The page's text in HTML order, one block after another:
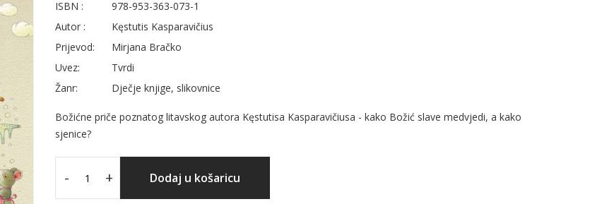
ISBN :
978-953-363-073-1
Autor :
Kęstutis Kasparavičius
Prijevod:
Mirjana Bračko
Uvez:
Tvrdi
Žanr:
Dječje knjige, slikovnice
Božićne priče poznatog litavskog autora Kęstutisa Kasparavičiusa - kako Božić slave medvjedi, a kako
sjenice?
- + Dodaj u košaricu